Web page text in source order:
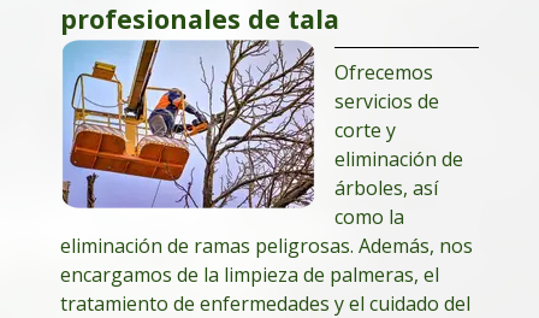
profesionales de tala
Ofrecemos
servicios de
corte y
eliminación de
árboles, así
como la
eliminación de ramas peligrosas. Además, nos
encargamos de la limpieza de palmeras, el
tratamiento de enfermedades y el cuidado del